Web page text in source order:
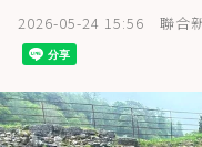
2026-05-24 15:56 聯合